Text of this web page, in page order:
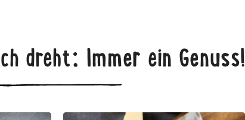
dreht: Immer ein Genuss!